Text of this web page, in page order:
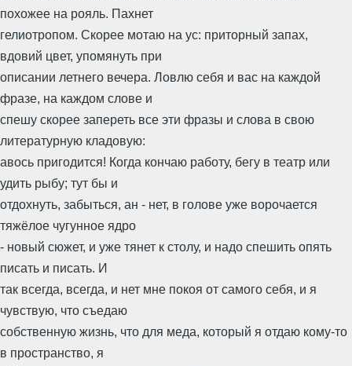
похожее на рояль. Пахнет
гелиотропом. Скорее мотаю на ус: приторный запах,
вдовий цвет, упомянуть при
описании летнего вечера. Ловлю себя и вас на каждой
фразе, на каждом слове и
спешу скорее запереть все эти фразы и слова в свою
литературную кладовую:
авось пригодится! Когда кончаю работу, бегу в театр или
удить рыбу; тут бы и
отдохнуть, забыться, ан - нет, в голове уже ворочается
тяжёлое чугунное ядро
- новый сюжет, и уже тянет к столу, и надо спешить опять
писать и писать. И
так всегда, всегда, и нет мне покоя от самого себя, и я
чувствую, что съедаю
собственную жизнь, что для меда, который я отдаю кому-то
в пространство, я